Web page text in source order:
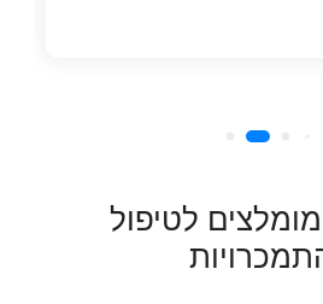
לטיפול